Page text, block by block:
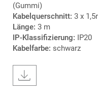
(Gummi)
Kabelquerschnitt: 3 x
Länge: 3 m
IP-Klassifizierung: IP20
Kabelfarbe: schwarz